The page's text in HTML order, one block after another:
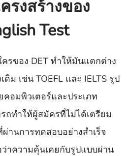
รงสร้างของ
Test
รของ DET ทำให้มันแตกต่าง
ม เช่น TOEFL และ IELTS รูป
อมพิวเตอร์และประเภท
ถทำให้ผู้สมัครที่ไม่ได้เตรียม
านการทดสอบอย่างสำเร็จ
ว่าความคุ้นเคยกับรูปแบบผ่าน